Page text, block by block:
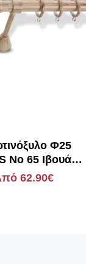
Φ25
Νο 65 Ιβουάρ-
Σφαίρα
62.90€